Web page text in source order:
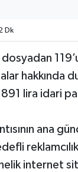
Dk
hakkında
lira idari
ana
internet